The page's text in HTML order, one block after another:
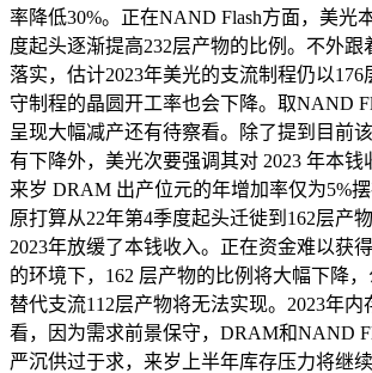
率降低30%。正在NAND Flash方面，美光
度起头逐渐提高232层产物的比例。不外跟
落实，估计2023年美光的支流制程仍以
守制程的晶圆开工率也会下降。取NAND
呈现大幅减产还有待察看。除了提到目前
有下降外，美光次要强调其对 2023 年本钱
来岁 DRAM 出产位元的年增加率仅为5%
原打算从22年第4季度起头迁徙到162层产
2023年放缓了本钱收入。正在资金难以获
的环境下，162 层产物的比例将大幅下降
替代支流112层产物将无法实现。2023年
看，因为需求前景保守，DRAM和NAND
严沉供过于求，来岁上半年库存压力将继续